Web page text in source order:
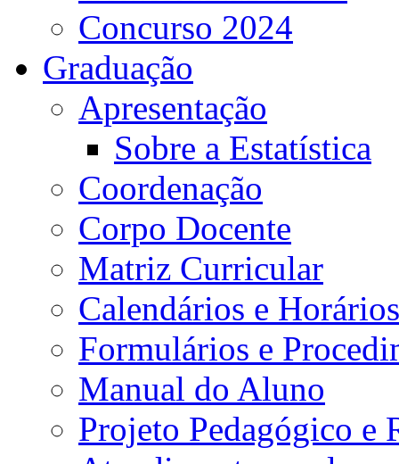
Concurso 2024
Graduação
Apresentação
Sobre a Estatística
Coordenação
Corpo Docente
Matriz Curricular
Calendários e Horários
Formulários e
Manual do Aluno
Projeto Pedagógico e